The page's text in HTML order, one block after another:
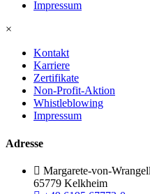
Impressum
×
Kontakt
Karriere
Zertifikate
Non-Profit-Aktion
Whistleblowing
Impressum
Adresse
Margarete-von-
65779 Kelkheim